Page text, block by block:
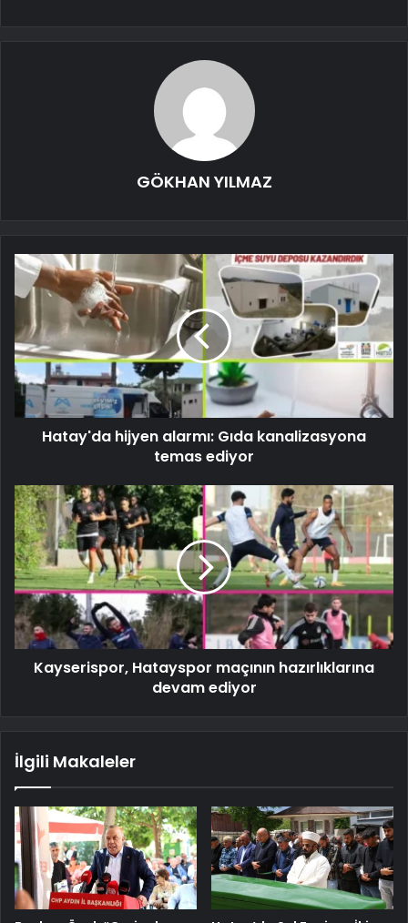
GÖKHAN YILMAZ
Hatay'da hijyen alarmı: Gıda kanalizasyona
temas ediyor
Kayserispor, Hatayspor maçının hazırlıklarına
devam ediyor
İlgili Makaleler